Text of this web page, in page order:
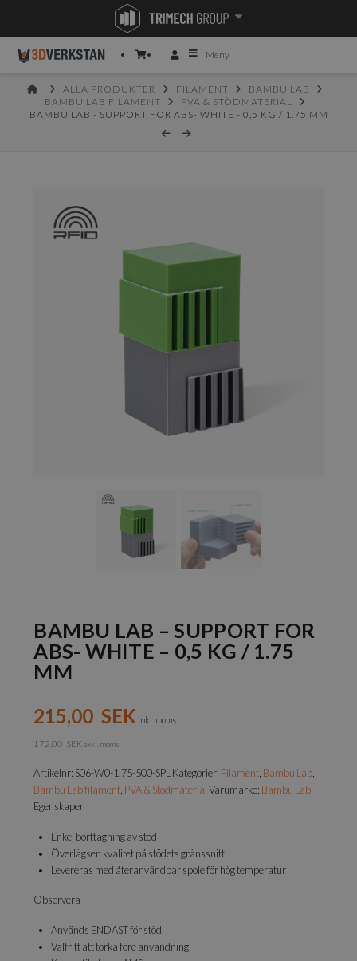
Meny
HOMEALLA PRODUKTER FILAMENT
BAMBU LAB
BAMBU LAB FILAMENT
PVA & STÖDMATERIAL
BAMBU LAB - SUPPORT FOR ABS- WHITE - 0,5 KG / 1.75 MM
BAMBU LAB – SUPPORT FOR
ABS- WHITE – 0,5 KG / 1.75
MM
215,00 SEK inkl. moms
172,00 SEK exkl. moms
Artikelnr: S06-W0-1.75-500-SPL Kategorier: Filament Bambu Lab
Bambu Lab filament PVA & Stödmaterial Varumärke: Bambu Lab
Egenskaper
Enkel borttagning av stöd
Överlägsen kvalitet på stödets gränssnitt
Levereras med återanvändbar spole för hög temperatur
Observera
Används ENDAST för stöd
Valfritt att torka före användning